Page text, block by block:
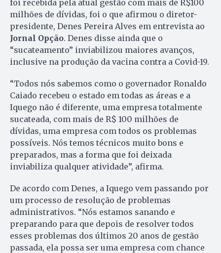
foi recebida pela atual gestão com mais de R$100
milhões de dívidas, foi o que afirmou o diretor-
presidente, Denes Pereira Alves em entrevista ao
Jornal Opção. Denes disse ainda que o
“sucateamento” inviabilizou maiores avanços,
inclusive na produção da vacina contra a Covid-19.
“Todos nós sabemos como o governador Ronaldo
Caiado recebeu o estado em todas as áreas e a
Iquego não é diferente, uma empresa totalmente
sucateada, com mais de R$ 100 milhões de
dívidas, uma empresa com todos os problemas
possíveis. Nós temos técnicos muito bons e
preparados, mas a forma que foi deixada
inviabiliza qualquer atividade”, afirma.
De acordo com Denes, a Iquego vem passando por
um processo de resolução de problemas
administrativos. “Nós estamos sanando e
preparando para que depois de resolver todos
esses problemas dos últimos 20 anos de gestão
passada, ela possa ser uma empresa com chance